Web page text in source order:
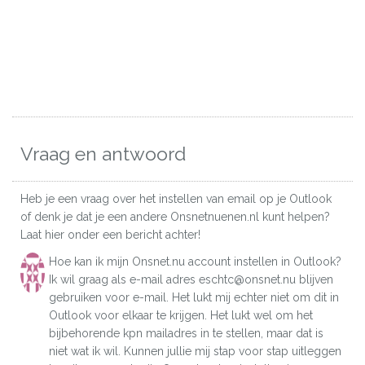
Vraag en antwoord
Heb je een vraag over het instellen van email op je Outlook
of denk je dat je een andere Onsnetnuenen.nl kunt helpen?
Laat hier onder een bericht achter!
Hoe kan ik mijn Onsnet.nu account instellen in Outlook?
Ik wil graag als e-mail adres eschtc@onsnet.nu blijven
gebruiken voor e-mail. Het lukt mij echter niet om dit in
Outlook voor elkaar te krijgen. Het lukt wel om het
bijbehorende kpn mailadres in te stellen, maar dat is
niet wat ik wil. Kunnen jullie mij stap voor stap uitleggen